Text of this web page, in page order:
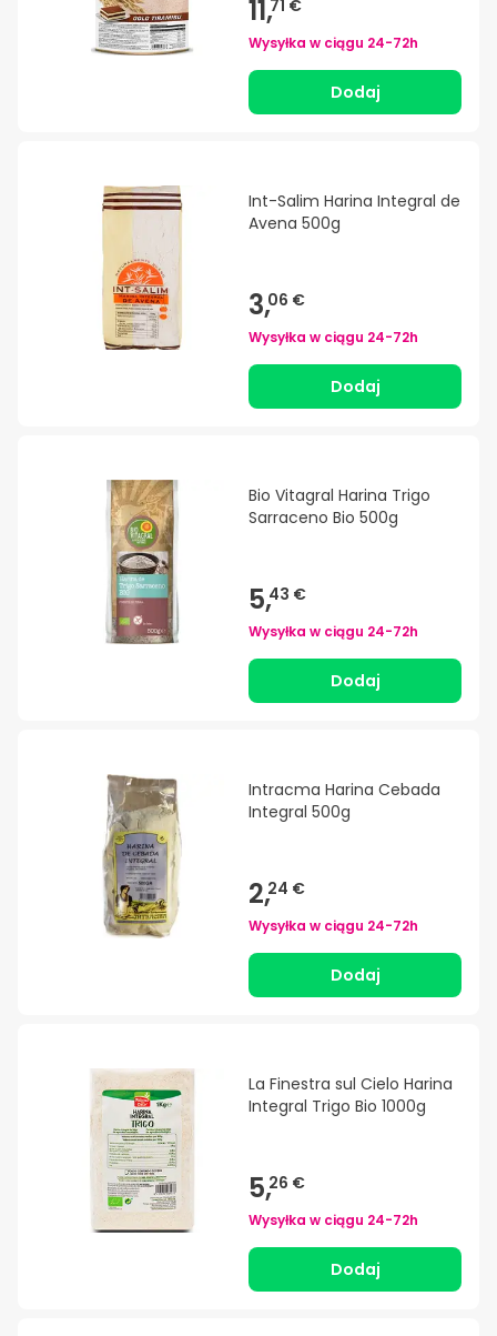
11,71 €
Wysyłka w ciągu 24-72h
Dodaj
Int-Salim Harina Integral de
Avena 500g
3,06 €
Wysyłka w ciągu 24-72h
Dodaj
Bio Vitagral Harina Trigo
Sarraceno Bio 500g
5,43 €
Wysyłka w ciągu 24-72h
Dodaj
Intracma Harina Cebada
Integral 500g
2,24 €
Wysyłka w ciągu 24-72h
Dodaj
La Finestra sul Cielo Harina
Integral Trigo Bio 1000g
5,26 €
Wysyłka w ciągu 24-72h
Dodaj